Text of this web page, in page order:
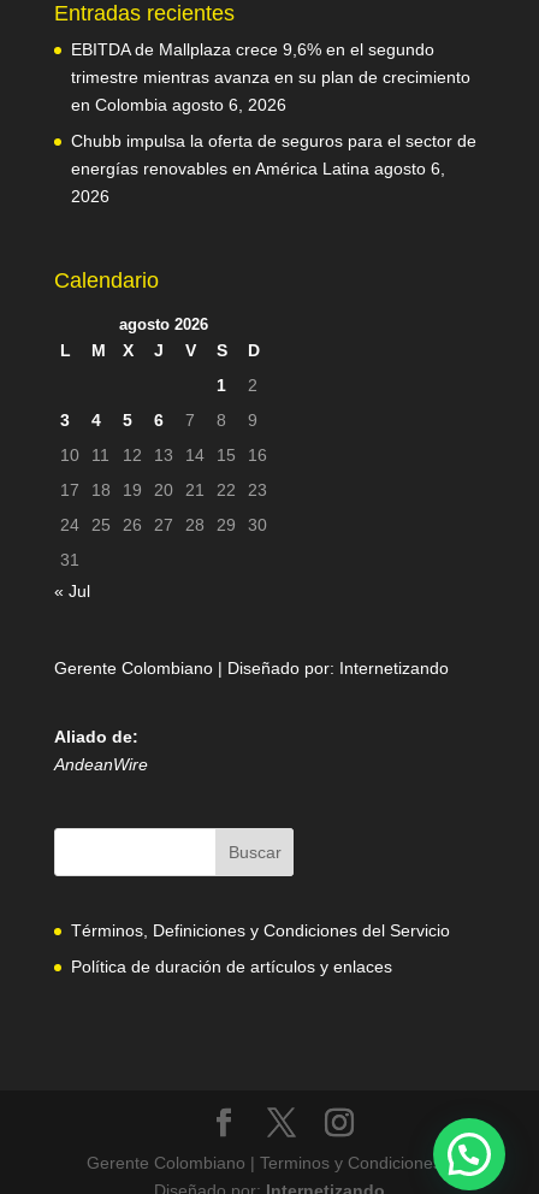
Entradas recientes
EBITDA de Mallplaza crece 9,6% en el segundo
trimestre mientras avanza en su plan de crecimiento
en Colombia agosto 6, 2026
Chubb impulsa la oferta de seguros para el sector de
energías renovables en América Latina agosto 6,
2026
Calendario
agosto 2026
L M X J V S
D
1
2
3
4 5 6 7 8
9
10
11 12 13 14 15
16
17
18 19 20 21 22
23
24
25 26 27 28 29
30
31
« Jul
Gerente Colombiano | Diseñado por: Internetizando
Aliado de:
AndeanWire
Términos, Definiciones y Condiciones del Servicio
Política de duración de artículos y enlaces
Gerente Colombiano | Terminos y Condiciones |